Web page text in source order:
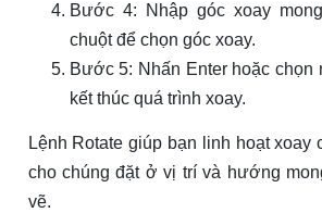
Bước 4: Nhập góc xoay
chuột để chọn góc xoay.
Bước 5: Nhấn Enter hoặc chọn
kết thúc quá trình xoay.
Lệnh Rotate giúp bạn linh hoạt xoay
cho chúng đặt ở vị trí và hướng
vẽ.